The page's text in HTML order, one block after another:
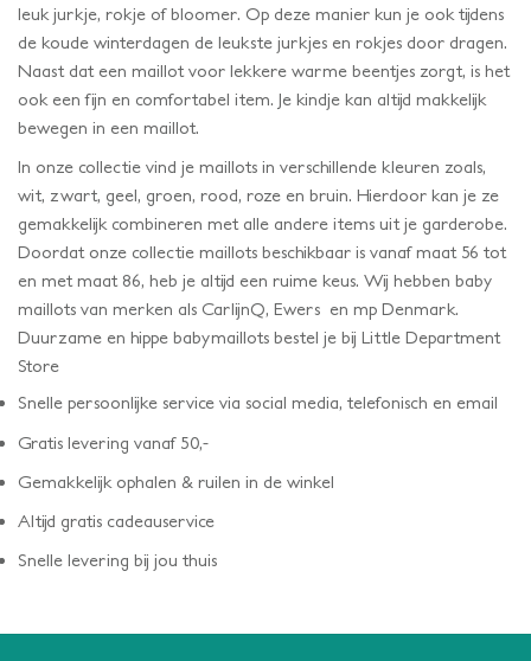
leuk jurkje, rokje of bloomer. Op deze manier kun je ook tijdens
de koude winterdagen de leukste jurkjes en rokjes door dragen.
Naast dat een maillot voor lekkere warme beentjes zorgt, is het
ook een fijn en comfortabel item. Je kindje kan altijd makkelijk
bewegen in een maillot.
In onze collectie vind je maillots in verschillende kleuren zoals,
wit, zwart, geel, groen, rood, roze en bruin. Hierdoor kan je ze
gemakkelijk combineren met alle andere items uit je garderobe.
Doordat onze collectie maillots beschikbaar is vanaf maat 56 tot
en met maat 86, heb je altijd een ruime keus. Wij hebben baby
maillots van merken als CarlijnQ, Ewers en mp Denmark.
Duurzame en hippe babymaillots bestel je bij Little Department
Store
Snelle persoonlijke service via social media, telefonisch en email
Gratis levering vanaf 50,-
Gemakkelijk ophalen & ruilen in de winkel
Altijd gratis cadeauservice
Snelle levering bij jou thuis